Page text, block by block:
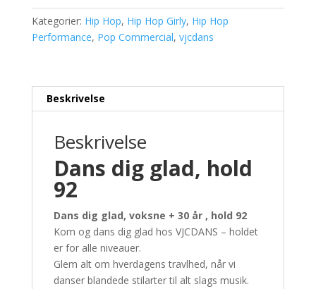
Kategorier: Hip Hop, Hip Hop Girly, Hip Hop
Performance, Pop Commercial, vjcdans
Beskrivelse
Beskrivelse
Dans dig glad, hold
92
Dans dig glad, voksne + 30 år , hold 92
Kom og dans dig glad hos VJCDANS – holdet
er for alle niveauer.
Glem alt om hverdagens travlhed, når vi
danser blandede stilarter til alt slags musik.